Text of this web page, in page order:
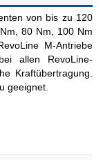
von bis zu 120
80 Nm, 100 Nm
M-Antriebe
allen RevoLine-
Kraftübertragung.
geeignet.